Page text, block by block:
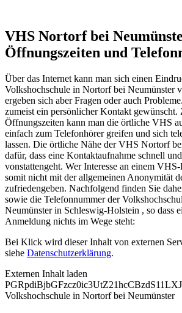
VHS Nortorf bei
Öffnungszeiten und
Über das Internet kann man sich einen
Volkshochschule in Nortorf bei Neumünster
ergeben sich aber Fragen oder auch
zumeist ein persönlicher Kontakt gewünscht.
Öffnungszeiten kann man die örtliche VHS
einfach zum Telefonhörer greifen und sich
lassen. Die örtliche Nähe der VHS Nortorf
dafür, dass eine Kontaktaufnahme schnell
vonstattengeht. Wer Interesse an einem
somit nicht mit der allgemeinen Anonymität
zufriedengeben. Nachfolgend finden Sie
sowie die Telefonnummer der
Neumünster in Schleswig-Holstein , so dass
Anmeldung nichts im Wege steht:
Bei Klick wird dieser Inhalt von externen
siehe Datenschutzerklärung.
Externen Inhalt laden
Volkshochschule in Nortorf bei Neumünster